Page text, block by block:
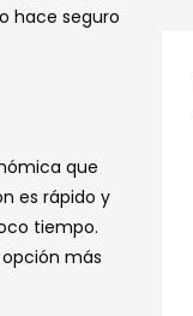
hace seguro
que
es rápido y
tiempo.
más